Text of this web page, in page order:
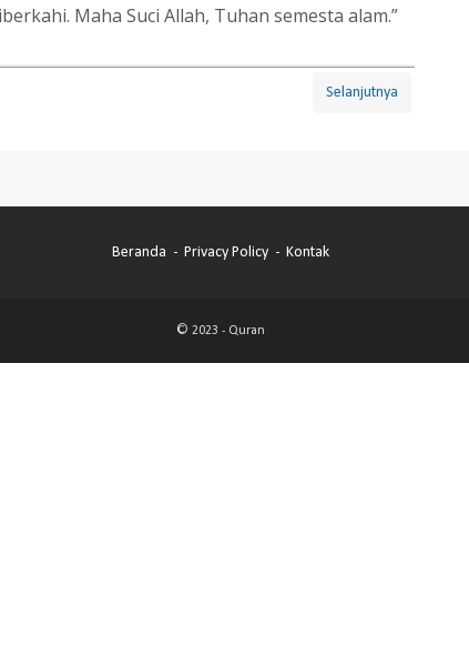
Maha Suci Allah, Tuhan semesta alam.”
Selanjutnya
Beranda Privacy Policy Kontak
© 2023 - Quran